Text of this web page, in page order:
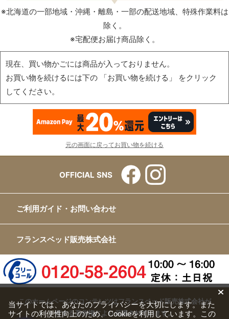
※北海道の一部地域・沖縄・離島・一部の配送地域、特殊作業料は
除く。
※宅配便お届け商品除く。
現在、買い物かごには商品が入っておりません。
お買い物を続けるには下の 「お買い物を続ける」 をクリック
してください。
元の画面に戻ってお買い物を続ける
OFFICIAL SNS
ご利用ガイド・お問い合わせ
フランスベッド販売株式会社
このホームページのコンテンツはフランスベッド販売株式会社が
有する著作権により保護されています。
当サイトでは、あなたのプライバシーを大切にします。また
サイトの利便性向上のため、Cookieを利用しています。この